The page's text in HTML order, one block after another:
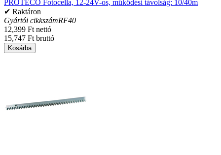
PROTECO Fotocella, 12-24V-os, működési távolság: 10/40m
✔ Raktáron
Gyártói cikkszámRF40
12,399 Ft nettó
15,747 Ft bruttó
Kosárba